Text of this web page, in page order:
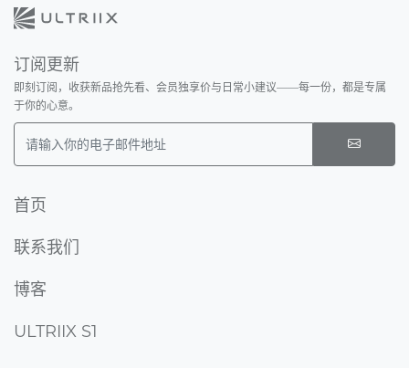
订阅更新
即刻订阅，收获新品抢先看、会员独享价与日常小建议——每一份，都是专属
于你的心意。
Email
首页
联系我们
博客
ULTRIIX S1